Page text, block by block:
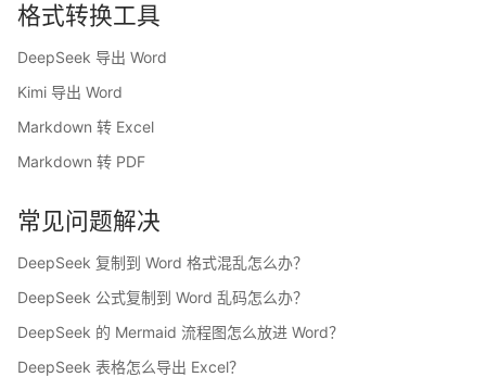
格式转换工具
DeepSeek 导出 Word
Kimi 导出 Word
Markdown 转 Excel
Markdown 转 PDF
常见问题解决
DeepSeek 复制到 Word 格式混乱怎么办？
DeepSeek 公式复制到 Word 乱码怎么办？
DeepSeek 的 Mermaid 流程图怎么放进 Word？
DeepSeek 表格怎么导出 Excel？